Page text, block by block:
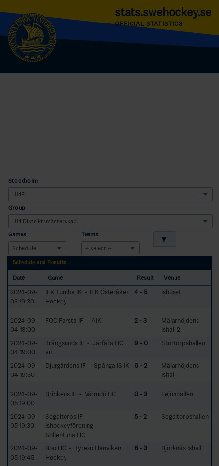
stats.swehockey.se
OFFICIAL STATISTICS
Stockholm
Group
Games Teams
Schedule and Results
Date Game Result Venue
2024-09-
03 19:30
IFK Tumba IK - IFK Österåker
Hockey
4 - 5 Ishuset
2024-09-
04 18:00
FOC Farsta IF - AIK 2 - 3
Mälarhöjdens
Ishall 2
2024-09-
04 19:00
Trångsunds IF - Järfälla HC
vit
9 - 0 Stortorpshallen
2024-09-
04 19:30
Djurgårdens IF - Spånga IS IK 6 - 2
Mälarhöjdens
Ishall
2024-09-
05 19:00
Brinkens IF - Värmdö HC 0 - 3 Lejonhallen
2024-09-
05 19:30
Segeltorps IF
Ishockeyförening -
Sollentuna HC
5 - 2 Segeltorpshallen
2024-09-
05 19:45
Boo HC - Tyresö Hanviken
Hockey
6 - 3 Björknäs Ishall